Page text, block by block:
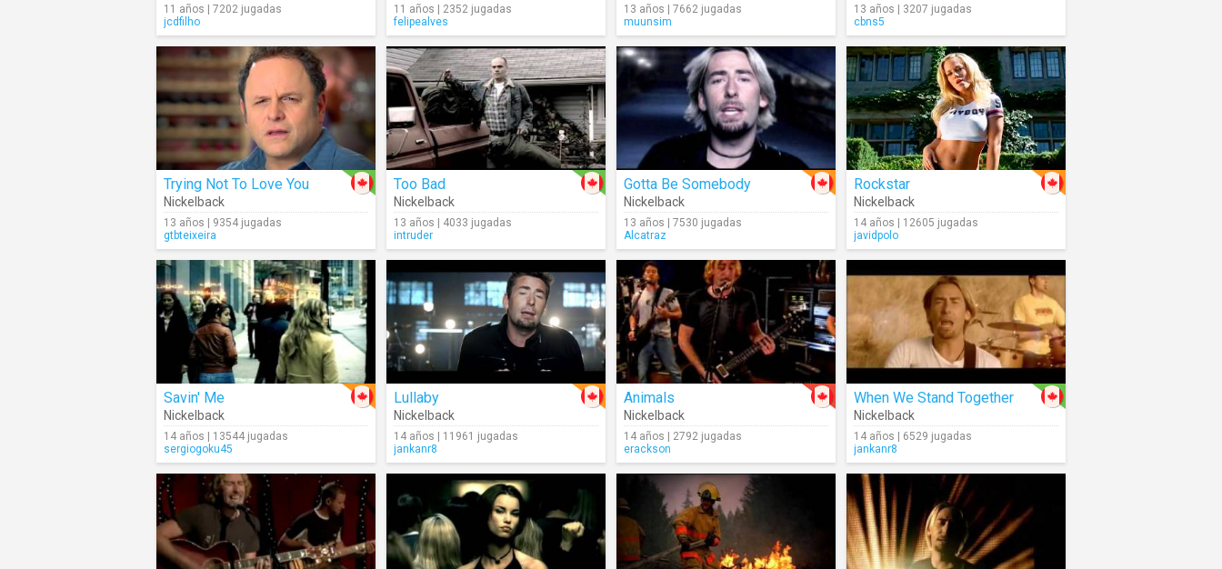
11 años | 7202 jugadas
jcdfilho
11 años | 2352 jugadas
felipealves
13 años | 7662 jugadas
muunsim
13 años | 3207 jugadas
cbns5
Trying Not To Love You
Nickelback
13 años | 9354 jugadas
gtbteixeira
Too Bad
Nickelback
13 años | 4033 jugadas
intruder
Gotta Be Somebody
Nickelback
13 años | 7530 jugadas
Alcatraz
Rockstar
Nickelback
14 años | 12605 jugadas
javidpolo
Savin' Me
Nickelback
14 años | 13544 jugadas
sergiogoku45
Lullaby
Nickelback
14 años | 11961 jugadas
jankanr8
Animals
Nickelback
14 años | 2792 jugadas
erackson
When We Stand Together
Nickelback
14 años | 6529 jugadas
jankanr8